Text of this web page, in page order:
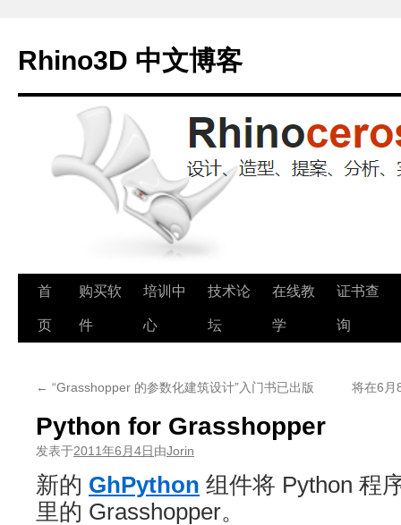
Rhino3D 中文博客
跳
至
首
页
购买软
件
培训中
心
技术论
坛
在线教
学
证书查
询
← “Grasshopper 的参数化建筑设计”入门书已出版 将在6月
Python for Grasshopper
发表于2011年6月4日由Jorin
新的 GhPython 组件将 Python 程
里的 Grasshopper。